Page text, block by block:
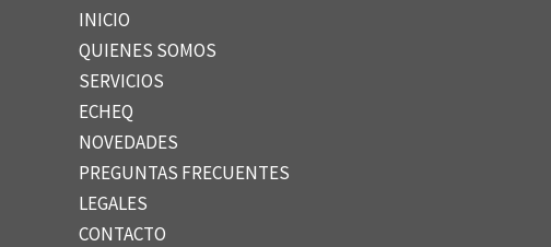
INICIO
QUIENES SOMOS
SERVICIOS
ECHEQ
NOVEDADES
PREGUNTAS FRECUENTES
LEGALES
CONTACTO